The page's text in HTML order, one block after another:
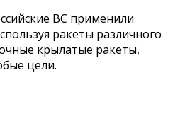
ВС применили
ракеты различного
крылатые ракеты,
цели.